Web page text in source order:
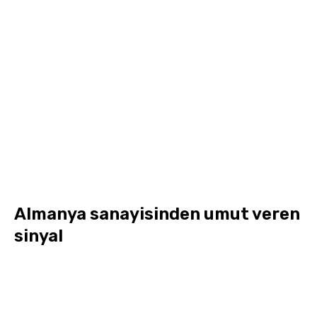
Almanya sanayisinden umut veren
sinyal